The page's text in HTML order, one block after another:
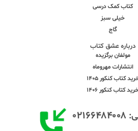
کتاب کمک درسی
خیلی سبز
گاج
درباره عشق کتاب
مولفان برگزیده
انتشارات مهروماه
کتاب کنکور 1405
خرید کتاب کنکور 1406
۰۲۱۶۶۴۸۴۰۰۸